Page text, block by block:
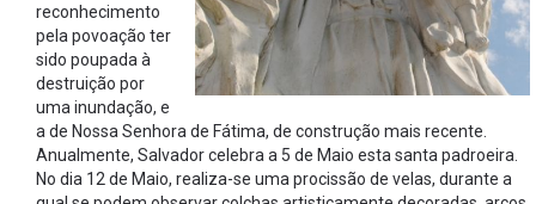
reconhecimento
pela povoação ter
sido poupada à
destruição por
uma inundação, e
a de Nossa Senhora de Fátima, de construção mais recente.
Anualmente, Salvador celebra a 5 de Maio esta santa padroeira.
No dia 12 de Maio, realiza-se uma procissão de velas, durante a